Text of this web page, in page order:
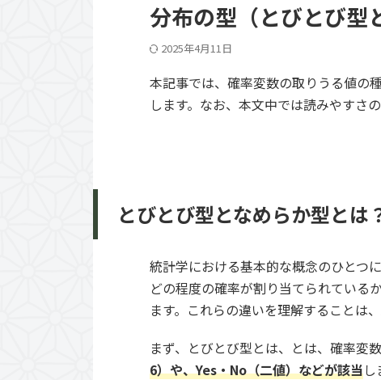
分布の型（とびとび型
2025年4月11日
本記事では、確率変数の取りうる値の
します。なお、本文中では読みやすさ
とびとび型となめらか型とは
統計学における基本的な概念のひとつ
どの程度の確率が割り当てられている
ます。これらの違いを理解することは
まず、とびとび型とは、とは、確率変
6）や、Yes・No（二値）などが該当